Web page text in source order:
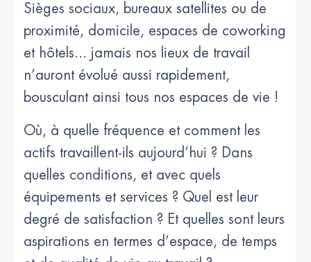
Sièges sociaux, bureaux satellites ou de
proximité, domicile, espaces de coworking
et hôtels... jamais nos lieux de travail
n’auront évolué aussi rapidement,
bousculant ainsi tous nos espaces de vie !
Où, à quelle fréquence et comment les
actifs travaillent-ils aujourd’hui ? Dans
quelles conditions, et avec quels
équipements et services ? Quel est leur
degré de satisfaction ? Et quelles sont leurs
aspirations en termes d’espace, de temps